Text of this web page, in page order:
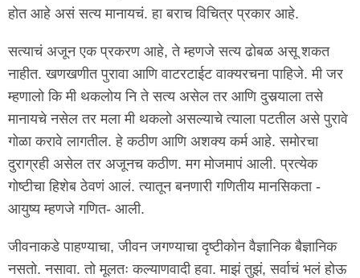
होत आहे असं सत्य मानायचं. हा बराच विचित्र प्रकार आहे.
सत्याचं अजून एक प्रकरण आहे, ते म्हणजे सत्य ढोबळ असू शकत
नाहीत. खणखणीत पुरावा आणि वाटरटाईट वाक्यरचना पाहिजे. मी जर
म्हणालो कि मी थकलोय नि ते सत्य असेल तर आणि दुसर्‍याला तसे
मानायचे नसेल तर मला मी थकलो असल्याचे त्याला पटतील असे पुरावे
गोळा करावे लागतील. हे कठीण आणि अशक्य कर्म आहे. समोरचा
दुराग्रही असेल तर अजूनच कठीण. मग मोजमापं आली. प्रत्येक
गोष्टीचा हिशेब ठेवणं आलं. त्यातून बनणारी गणितीय मानसिकता -
आयुष्य म्हणजे गणित- आली.
जीवनाकडे पाहण्याचा, जीवन जगण्याचा दृष्टीकोन वैज्ञानिक बैज्ञानिक
नसतो. नसावा. तो मूलतः कल्याणवादी हवा. माझं तुझं, सर्वाचं भलं होऊ